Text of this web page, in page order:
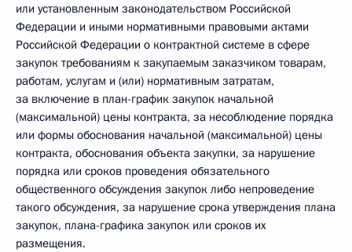
или установленным законодательством Российской
Федерации и иными нормативными правовыми актами
Российской Федерации о контрактной системе в сфере
закупок требованиям к закупаемым заказчиком товарам,
работам, услугам и (или) нормативным затратам,
за включение в план-график закупок начальной
(максимальной) цены контракта, за несоблюдение порядка
или формы обоснования начальной (максимальной) цены
контракта, обоснования объекта закупки, за нарушение
порядка или сроков проведения обязательного
общественного обсуждения закупок либо непроведение
такого обсуждения, за нарушение срока утверждения плана
закупок, плана-графика закупок или сроков их
размещения.